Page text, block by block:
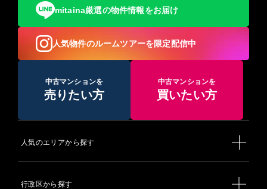
mitaina厳選の物件情報をお届け
人気物件のルームツアーを限定配信中
中古マンションを
売りたい方
中古マンションを
買いたい方
人気のエリアから探す
行政区から探す